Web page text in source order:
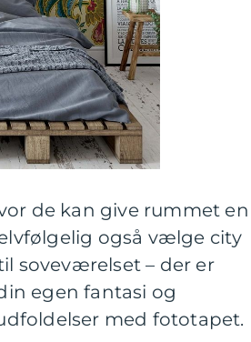
de kan give rummet en
også vælge city
soveværelset – der er
egen fantasi og
med fototapet.